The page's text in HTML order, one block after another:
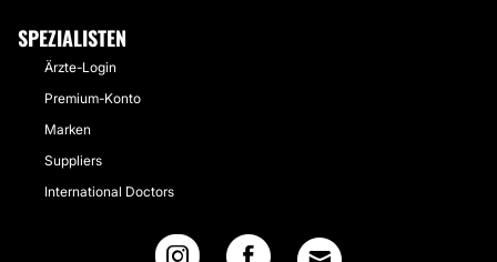
SPEZIALISTEN
Ärzte-Login
Premium-Konto
Marken
Suppliers
International Doctors